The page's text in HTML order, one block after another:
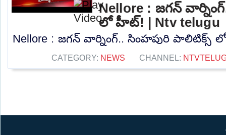
Nellore : జగన్
లో హీట్! | Ntv telugu
Nellore : జగన్ వార్నింగ్.. సింహపురి పాలిటిక్స్
CATEGORY: NEWS CHANNEL: